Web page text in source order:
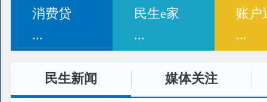
消费贷
...
民生e家
...
账户
...
民生新闻 媒体关注